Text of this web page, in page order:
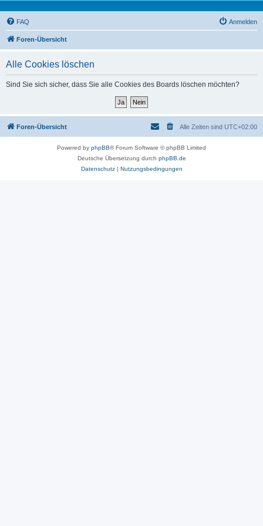
FAQ Anmelden
Foren-Übersicht
Alle Cookies löschen
Sind Sie sich sicher, dass Sie alle Cookies des Boards löschen möchten?
Foren-Übersicht Alle Zeiten sind UTC+02:00
Powered by phpBB® Forum Software © phpBB Limited
Deutsche Übersetzung durch phpBB.de
Datenschutz| Nutzungsbedingungen